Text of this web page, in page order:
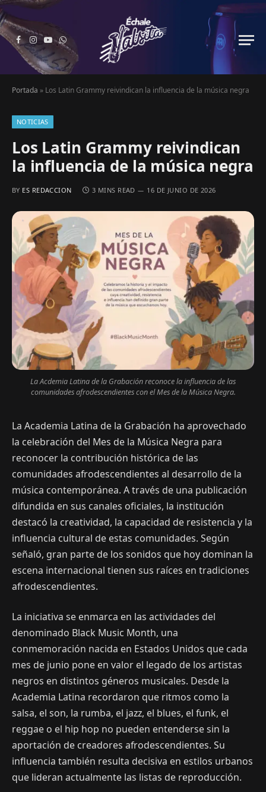
Facebook
Instagram
YouTubeWhatsApp
Portada » Los Latin Grammy reivindican la influencia de la música negra
NOTICIAS
Los Latin Grammy reivindican
la influencia de la música negra
BY ES REDACCION 3 MINS READ 16 DE JUNIO DE 2026
La Acdemia Latina de la Grabación reconoce la influencia de las
comunidades afrodescendientes con el Mes de la Música Negra.
La Academia Latina de la Grabación ha aprovechado
la celebración del Mes de la Música Negra para
reconocer la contribución histórica de las
comunidades afrodescendientes al desarrollo de la
música contemporánea. A través de una publicación
difundida en sus canales oficiales, la institución
destacó la creatividad, la capacidad de resistencia y la
influencia cultural de estas comunidades. Según
señaló, gran parte de los sonidos que hoy dominan la
escena internacional tienen sus raíces en tradiciones
afrodescendientes.
La iniciativa se enmarca en las actividades del
denominado Black Music Month, una
conmemoración nacida en Estados Unidos que cada
mes de junio pone en valor el legado de los artistas
negros en distintos géneros musicales. Desde la
Academia Latina recordaron que ritmos como la
salsa, el son, la rumba, el jazz, el blues, el funk, el
reggae o el hip hop no pueden entenderse sin la
aportación de creadores afrodescendientes. Su
influencia también resulta decisiva en estilos urbanos
que lideran actualmente las listas de reproducción.